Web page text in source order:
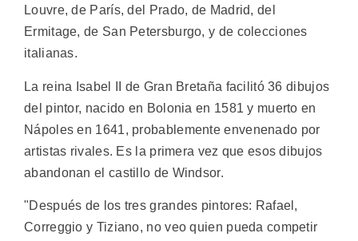
Louvre, de París, del Prado, de Madrid, del
Ermitage, de San Petersburgo, y de colecciones
italianas.
La reina Isabel II de Gran Bretaña facilitó 36 dibujos
del pintor, nacido en Bolonia en 1581 y muerto en
Nápoles en 1641, probablemente envenenado por
artistas rivales. Es la primera vez que esos dibujos
abandonan el castillo de Windsor.
"Después de los tres grandes pintores: Rafael,
Correggio y Tiziano, no veo quien pueda competir